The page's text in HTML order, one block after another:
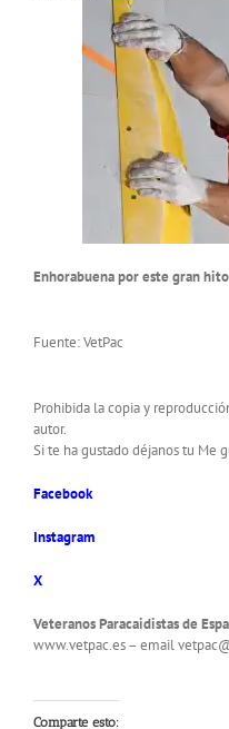
Enhorabuena por este gran
Fuente: VetPac
Prohibida la copia y
autor.
Si te ha gustado déjanos tu Me
Facebook
Instagram
X
Veteranos Paracaidistas de
www.vetpac.es – email
Comparte esto: